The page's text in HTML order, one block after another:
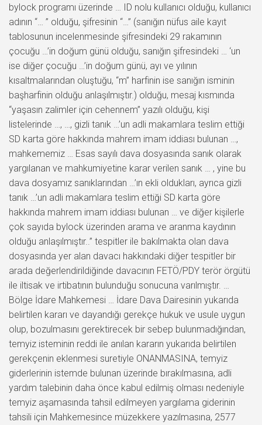
bylock programı üzerinde … ID nolu kullanıcı olduğu, kullanıcı
adının “… ” olduğu, şifresinin “…” (sanığın nüfus aile kayıt
tablosunun incelenmesinde şifresindeki 29 rakamının
çocuğu …’in doğum günü olduğu, sanığın şifresindeki … ‘un
ise diğer çocuğu …’in doğum günü, ayı ve yılının
kısaltmalarından oluştuğu, “m” harfinin ise sanığın isminin
başharfinin olduğu anlaşılmıştır.) olduğu, mesaj kısmında
“yaşasın zalimler için cehennem” yazılı olduğu, kişi
listelerinde …, …, gizli tanık …’un adli makamlara teslim ettiği
SD karta göre hakkında mahrem imam iddiası bulunan …,
mahkememiz … Esas sayılı dava dosyasında sanık olarak
yargılanan ve mahkumiyetine karar verilen sanık … , yine bu
dava dosyamız sanıklarından …’ın ekli oldukları, ayrıca gizli
tanık …’un adli makamlara teslim ettiği SD karta göre
hakkında mahrem imam iddiası bulunan … ve diğer kişilerle
çok sayıda bylock üzerinden arama ve aranma kaydının
olduğu anlaşılmıştır..” tespitler ile bakılmakta olan dava
dosyasında yer alan davacı hakkındaki diğer tespitler bir
arada değerlendirildiğinde davacının FETÖ/PDY terör örgütü
ile iltisak ve irtibatının bulunduğu sonucuna varılmıştır. …
Bölge İdare Mahkemesi … İdare Dava Dairesinin yukarıda
belirtilen kararı ve dayandığı gerekçe hukuk ve usule uygun
olup, bozulmasını gerektirecek bir sebep bulunmadığından,
temyiz isteminin reddi ile anılan kararın yukarıda belirtilen
gerekçenin eklenmesi suretiyle ONANMASINA, temyiz
giderlerinin istemde bulunan üzerinde bırakılmasına, adli
yardım talebinin daha önce kabul edilmiş olması nedeniyle
temyiz aşamasında tahsil edilmeyen yargılama giderinin
tahsili için Mahkemesince müzekkere yazılmasına, 2577